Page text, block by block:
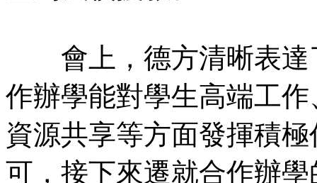
會上，德方清晰表達
作辦學能對學生高端工
資源共享等方面發揮積
可，接下來遷就合作辦